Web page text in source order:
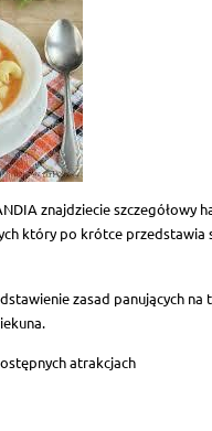
znajdziecie szczegółowy
który po krótce przedstawia
zasad panujących na
atrakcjach